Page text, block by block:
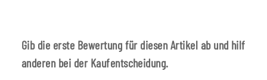
Gib die erste Bewertung für diesen Artikel ab und hilf
anderen bei der Kaufentscheidung.